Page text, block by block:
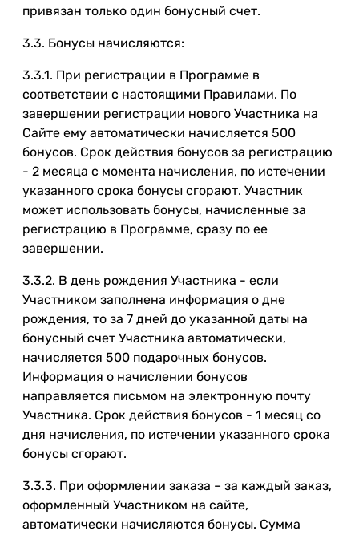
привязан только один бонусный счет.
3.3. Бонусы начисляются:
3.3.1. При регистрации в Программе в
соответствии с настоящими Правилами. По
завершении регистрации нового Участника на
Сайте ему автоматически начисляется 500
бонусов. Срок действия бонусов за регистрацию
- 2 месяца с момента начисления, по истечении
указанного срока бонусы сгорают. Участник
может использовать бонусы, начисленные за
регистрацию в Программе, сразу по ее
завершении.
3.3.2. В день рождения Участника - если
Участником заполнена информация о дне
рождения, то за 7 дней до указанной даты на
бонусный счет Участника автоматически,
начисляется 500 подарочных бонусов.
Информация о начислении бонусов
направляется письмом на электронную почту
Участника. Срок действия бонусов - 1 месяц со
дня начисления, по истечении указанного срока
бонусы сгорают.
3.3.3. При оформлении заказа – за каждый заказ,
оформленный Участником на сайте,
автоматически начисляются бонусы. Сумма